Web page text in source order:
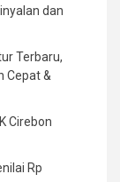
dan
Terbaru,
Cepat &
Cirebon
Rp